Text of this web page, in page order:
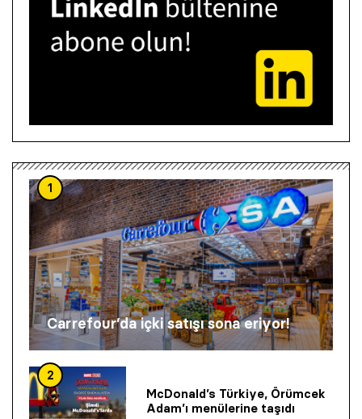
1
Carrefour’da içki satışı sona eriyor!
2
McDonald’s Türkiye, Örümcek
Adam’ı menülerine taşıdı